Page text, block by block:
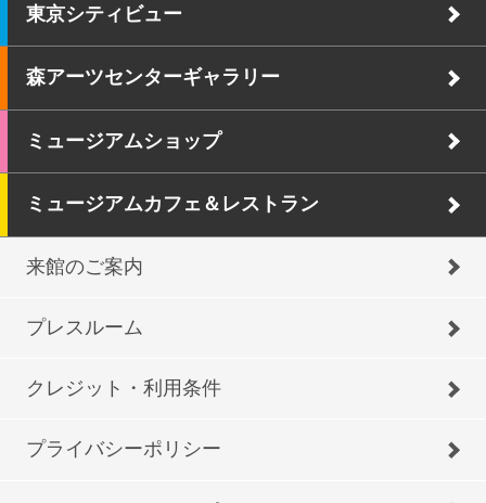
東京シティビュー
森アーツセンターギャラリー
ミュージアムショップ
ミュージアムカフェ＆レストラン
来館のご案内
プレスルーム
クレジット・利用条件
プライバシーポリシー